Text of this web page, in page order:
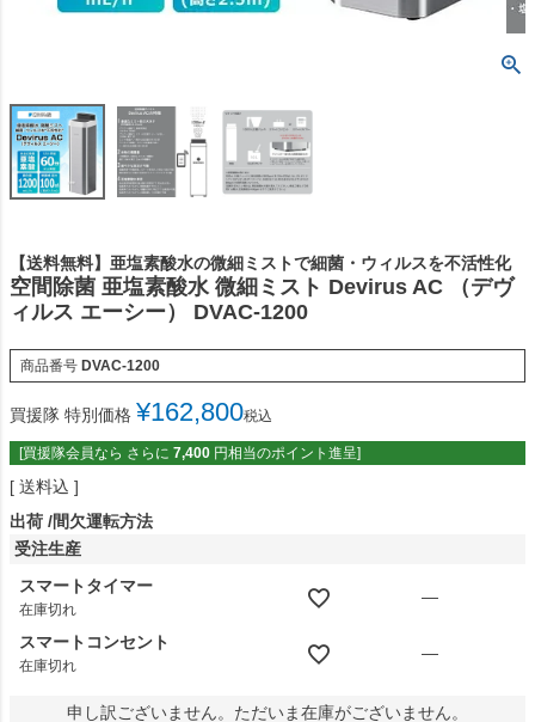
【送料無料】亜塩素酸水の微細ミストで細菌・ウィルスを不活性化
空間除菌 亜塩素酸水 微細ミスト Devirus AC （デヴ
ィルス エーシー） DVAC-1200
商品番号 DVAC-1200
買援隊 特別価格 ¥162,800税込
[買援隊会員なら さらに 7,400 円相当のポイント進呈]
送料込
出荷
間欠運転方法
受注生産
スマートタイマー
在庫切れ
—
スマートコンセント
在庫切れ
—
申し訳ございません。ただいま在庫がございません。